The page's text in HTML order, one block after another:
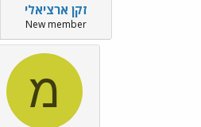
זקן ארציאלי
New member
מ